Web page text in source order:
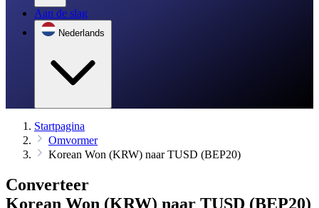
Aan de slag
Nederlands
Startpagina
Omvormer
Korean Won (KRW) naar TUSD (BEP20)
Converteer
Korean Won (KRW) naar TUSD (BEP20)